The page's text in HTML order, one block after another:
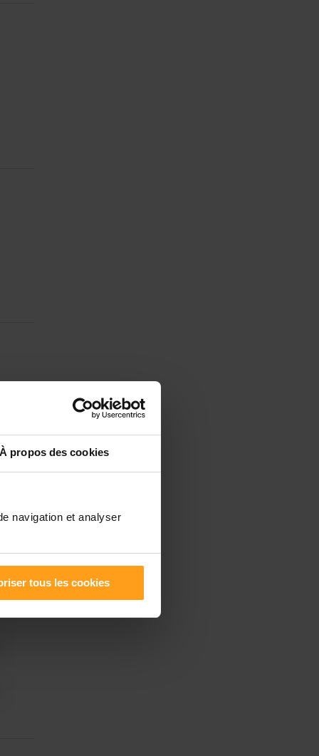
À propos des cookies
navigation et analyser
tous les cookies